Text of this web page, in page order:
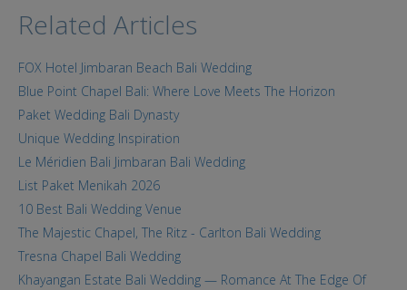
Related Articles
FOX Hotel Jimbaran Beach Bali Wedding
Blue Point Chapel Bali: Where Love Meets The Horizon
Paket Wedding Bali Dynasty
Unique Wedding Inspiration
Le Méridien Bali Jimbaran Bali Wedding
List Paket Menikah 2026
10 Best Bali Wedding Venue
The Majestic Chapel, The Ritz - Carlton Bali Wedding
Tresna Chapel Bali Wedding
Khayangan Estate Bali Wedding — Romance At The Edge Of